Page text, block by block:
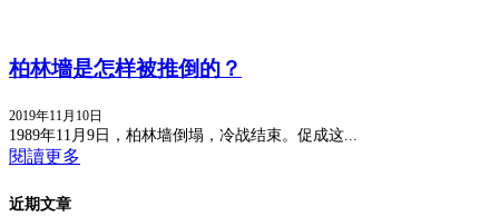
柏林墻是怎样被推倒的？
2019年11月10日
1989年11月9日，柏林墙倒塌，冷战结束。促成这...
閱讀更多
近期文章